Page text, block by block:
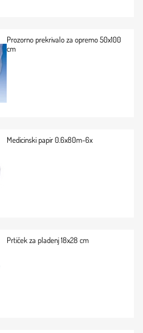
Prozorno prekrivalo za opremo 50x100
cm
Medicinski papir 0.6x80m-6x
Prtiček za pladenj 18x28 cm